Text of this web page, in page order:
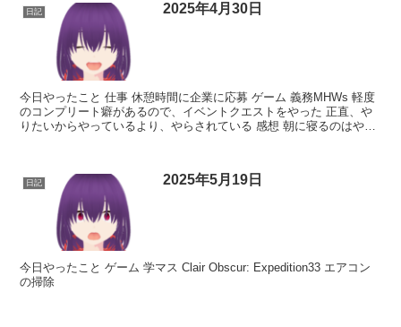
日記 2025年4月30日
今日やったこと 仕事 休憩時間に企業に応募 ゲーム 義務MHWs 軽度
のコンプリート癖があるので、イベントクエストをやった 正直、や
りたいからやっているより、やらされている 感想 朝に寝るのはやめ
日記 2025年5月19日
今日やったこと ゲーム 学マス Clair Obscur: Expedition33 エアコン
の掃除